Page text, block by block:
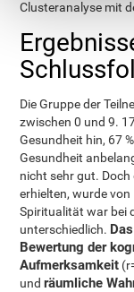
Clusteranalyse mit
Die Gruppe der
zwischen 0 und 9.
Gesundheit hin, 67
Gesundheit
nicht sehr gut. Doch
erhielten, wurde
Spiritualität war bei
unterschiedlich.
Bewertung der
Aufmerksamkeit
undräumliche